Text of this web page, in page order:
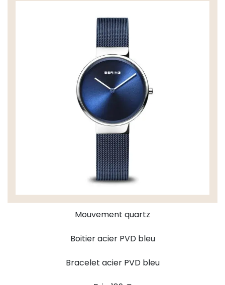
Mouvement quartz
Boitier acier PVD bleu
Bracelet acier PVD bleu